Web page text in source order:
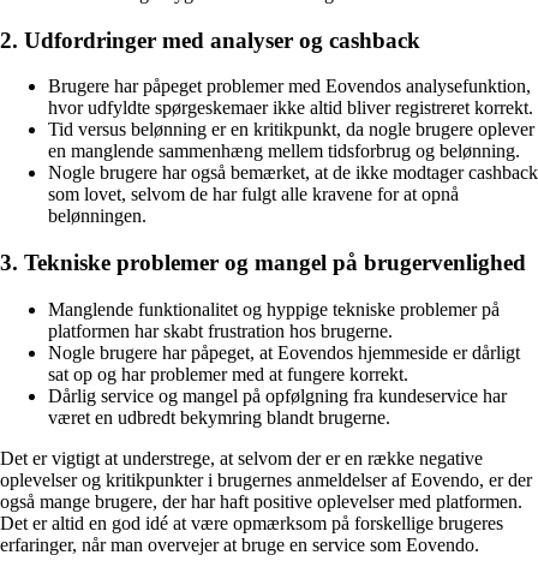
2. Udfordringer med analyser og cashback
Brugere har påpeget problemer med Eovendos analysefunktion,
hvor udfyldte spørgeskemaer ikke altid bliver registreret korrekt.
Tid versus belønning er en kritikpunkt, da nogle brugere oplever
en manglende sammenhæng mellem tidsforbrug og belønning.
Nogle brugere har også bemærket, at de ikke modtager cashback
som lovet, selvom de har fulgt alle kravene for at opnå
belønningen.
3. Tekniske problemer og mangel på brugervenlighed
Manglende funktionalitet og hyppige tekniske problemer på
platformen har skabt frustration hos brugerne.
Nogle brugere har påpeget, at Eovendos hjemmeside er dårligt
sat op og har problemer med at fungere korrekt.
Dårlig service og mangel på opfølgning fra kundeservice har
været en udbredt bekymring blandt brugerne.
Det er vigtigt at understrege, at selvom der er en række negative
oplevelser og kritikpunkter i brugernes anmeldelser af Eovendo, er der
også mange brugere, der har haft positive oplevelser med platformen.
Det er altid en god idé at være opmærksom på forskellige brugeres
erfaringer, når man overvejer at bruge en service som Eovendo.